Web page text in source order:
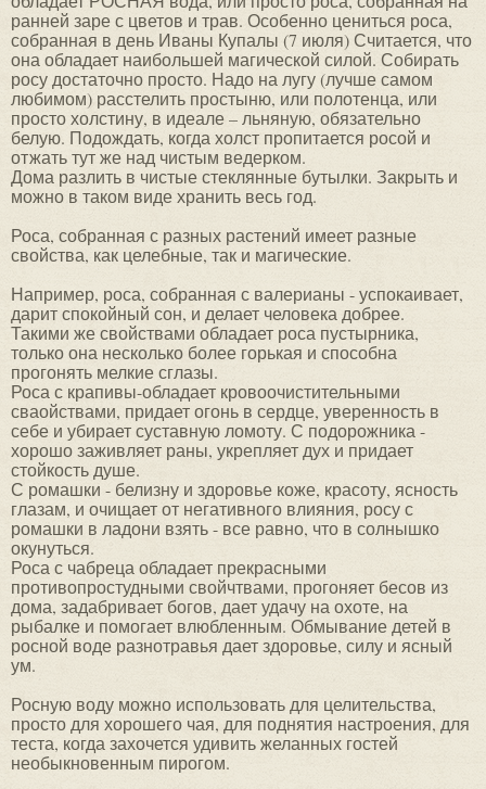
ранней заре с цветов и трав. Особенно цениться роса,
собранная в день Иваны Купалы (7 июля) Считается, что
она обладает наибольшей магической силой. Собирать
росу достаточно просто. Надо на лугу (лучше самом
любимом) расстелить простыню, или полотенца, или
просто холстину, в идеале – льняную, обязательно
белую. Подождать, когда холст пропитается росой и
отжать тут же над чистым ведерком.
Дома разлить в чистые стеклянные бутылки. Закрыть и
можно в таком виде хранить весь год.
Роса, собранная с разных растений имеет разные
свойства, как целебные, так и магические.
Например, роса, собранная с валерианы - успокаивает,
дарит спокойный сон, и делает человека добрее.
Такими же свойствами обладает роса пустырника,
только она несколько более горькая и способна
прогонять мелкие сглазы.
Роса с крапивы-обладает кровоочистительными
сваойствами, придает огонь в сердце, уверенность в
себе и убирает суставную ломоту. С подорожника -
хорошо заживляет раны, укрепляет дух и придает
стойкость душе.
С ромашки - белизну и здоровье коже, красоту, ясность
глазам, и очищает от негативного влияния, росу с
ромашки в ладони взять - все равно, что в солнышко
окунуться.
Роса с чабреца обладает прекрасными
противопростудными свойчтвами, прогоняет бесов из
дома, задабривает богов, дает удачу на охоте, на
рыбалке и помогает влюбленным. Обмывание детей в
росной воде разнотравья дает здоровье, силу и ясный
ум.
Росную воду можно использовать для целительства,
просто для хорошего чая, для поднятия настроения, для
теста, когда захочется удивить желанных гостей
необыкновенным пирогом.